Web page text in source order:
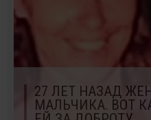
27 ЛЕТ НАЗАД
МАЛЬЧИКА. ВОТ